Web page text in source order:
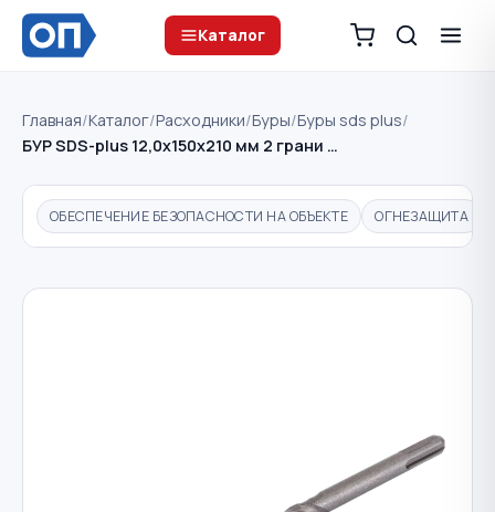
Каталог
Главная/Каталог/Расходники/Буры/Буры sds plus/
БУР SDS-plus 12,0х150х210 мм 2 грани …
ОБЕСПЕЧЕНИЕ БЕЗОПАСНОСТИ НА ОБЪЕКТЕ ОГНЕЗАЩИТА